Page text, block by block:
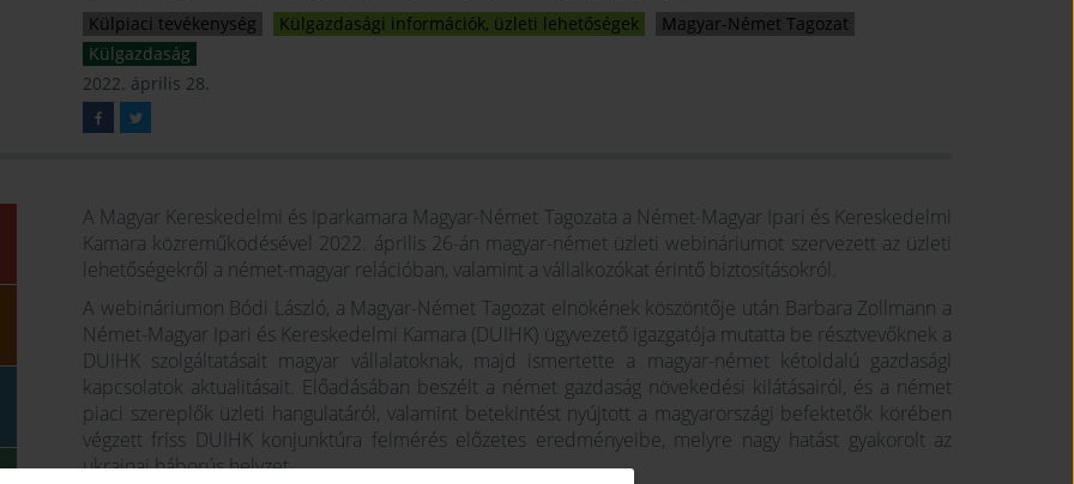
Külpiaci tevékenység Külgazdasági információk, üzleti lehetőségek
Magyar-Német Tagozat
Külgazdaság
2022. április 28.
A Magyar Kereskedelmi és Iparkamara Magyar-Német Tagozata a Német-Magyar Ipari és Kereskedelmi
Kamara közreműködésével 2022. április 26-án magyar-német üzleti webináriumot szervezett az üzleti
lehetőségekről a német-magyar relációban, valamint a vállalkozókat érintő biztosításokról.
A webináriumon Bódi László, a Magyar-Német Tagozat elnökének köszöntője után Barbara Zollmann a
Német-Magyar Ipari és Kereskedelmi Kamara (DUIHK) ügyvezető igazgatója mutatta be résztvevőknek a
DUIHK szolgáltatásait magyar vállalatoknak, majd ismertette a magyar-német kétoldalú gazdasági
kapcsolatok aktualitásait. Előadásában beszélt a német gazdaság növekedési kilátásairól, és a német
piaci szereplők üzleti hangulatáról, valamint betekintést nyújtott a magyarországi befektetők körében
végzett friss DUIHK konjunktúra felmérés előzetes eredményeibe, melyre nagy hatást gyakorolt az
ukrajnai háborús helyzet.